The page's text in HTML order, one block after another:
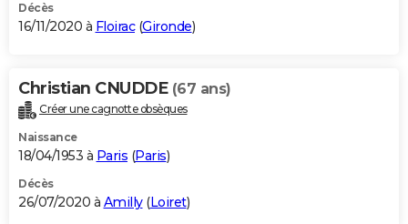
Décès
16/11/2020 à Floirac(Gironde)
Christian CNUDDE (67 ans)
Créer une cagnotte obsèques
Naissance
18/04/1953 à Paris (Paris)
Décès
26/07/2020 à Amilly(Loiret)